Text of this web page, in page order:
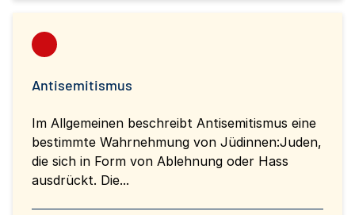
Antisemitismus
Im Allgemeinen beschreibt Antisemitismus eine
bestimmte Wahrnehmung von Jüdinnen:Juden,
die sich in Form von Ablehnung oder Hass
ausdrückt. Die...